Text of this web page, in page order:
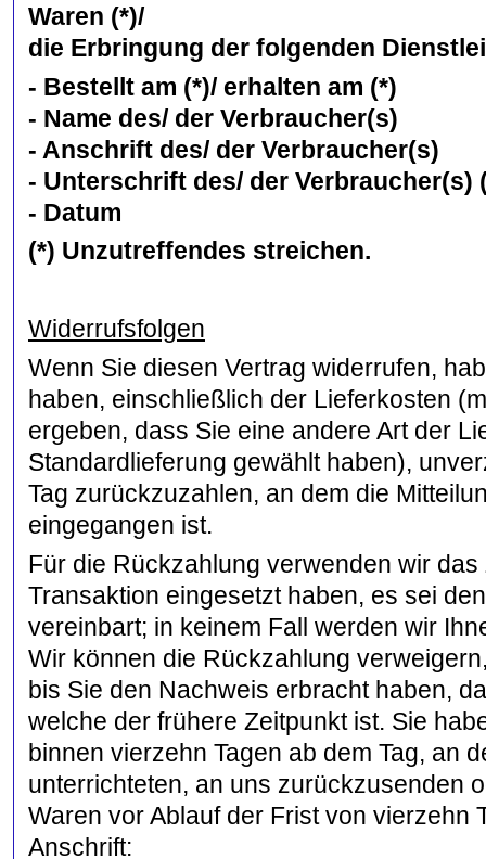
Waren (*)/
die Erbringung der folgenden
- Bestellt am (*)/ erhalten am (*)
- Name des/ der Verbraucher(s)
- Anschrift des/ der Verbraucher(s)
- Unterschrift des/ der Verbraucher(s)
- Datum
(*) Unzutreffendes streichen.
Widerrufsfolgen
Wenn Sie diesen Vertrag widerrufen,
haben, einschließlich der Lieferkosten
ergeben, dass Sie eine andere Art der
Standardlieferung gewählt haben),
Tag zurückzuzahlen, an dem die
eingegangen ist.
Für die Rückzahlung verwenden wir
Transaktion eingesetzt haben, es sei
vereinbart; in keinem Fall werden wir
Wir können die Rückzahlung
bis Sie den Nachweis erbracht haben,
welche der frühere Zeitpunkt ist. Sie
binnen vierzehn Tagen ab dem Tag, an
unterrichteten, an uns zurückzusenden
Waren vor Ablauf der Frist von vierzehn
Anschrift: